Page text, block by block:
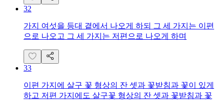
32
가지 여섯을 등대 곁에서 나오게 하되 그 세 가지는 이편
으로 나오고 그 세 가지는 저편으로 나오게 하며
33
이편 가지에 살구 꽃 형상의 잔 셋과 꽃받침과 꽃이 있게
하고 저편 가지에도 살구꽃 형상의 잔 셋과 꽃받침과 꽃